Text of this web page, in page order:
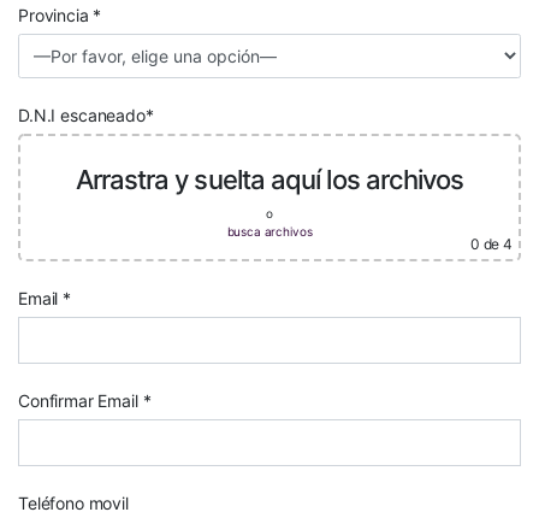
Provincia *
D.N.I escaneado*
Arrastra y suelta aquí los archivos
o
busca archivos
0 de 4
Email *
Confirmar Email *
Teléfono movil